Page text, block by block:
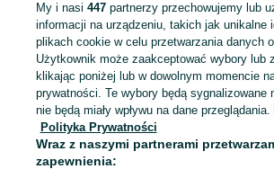
KATEGORIA
Mapa kategorii
Mapa miejscowości
Mapa ministron
My i nasi 447partnerzy przechowujemy lub
informacji na urządzeniu, takich jak unikalne
plikach cookie w celu przetwarzania danych
Użytkownik może zaakceptować wybory lub
klikając poniżej lub w dowolnym momencie
prywatności. Te wybory będą sygnalizowane
nie będą miały wpływu na dane przeglądania.
Polityka Prywatności
Wraz z naszymi partnerami
zapewnienia: